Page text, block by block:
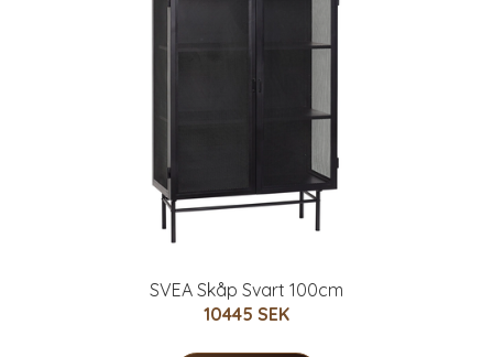
SVEA Skåp Svart 100cm
10445 SEK